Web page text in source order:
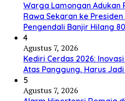
Warga Lamongan Adukan
Rawa Sekaran ke
Pengendali Banjir Hilang
4
Agustus 7, 2026
Kediri Cerdas 2026:
Atas Panggung, Harus
5
Agustus 7, 2026